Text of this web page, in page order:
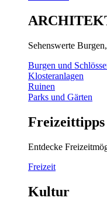
Sehenswerte
Burgen und
Klosteranlagen
Ruinen
Parks und Gärten
Freizeittipps
Entdecke
Freizeit
Kultur